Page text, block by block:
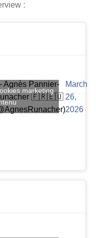
:
Pannier-
🇫🇷🇪🇺
March
26,
2026
marketing